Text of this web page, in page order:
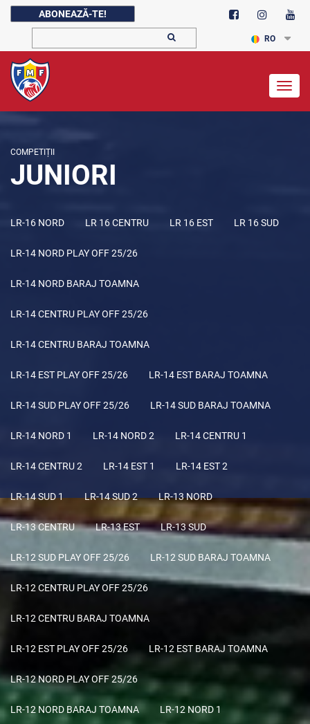
ABONEAZĂ-TE!
RO
COMPETIȚII
JUNIORI
LR-16 NORD LR 16 CENTRU LR 16 EST LR 16 SUD
LR-14 NORD PLAY OFF 25/26
LR-14 NORD BARAJ TOAMNA
LR-14 CENTRU PLAY OFF 25/26
LR-14 CENTRU BARAJ TOAMNA
LR-14 EST PLAY OFF 25/26 LR-14 EST BARAJ TOAMNA
LR-14 SUD PLAY OFF 25/26 LR-14 SUD BARAJ TOAMNA
LR-14 NORD 1 LR-14 NORD 2 LR-14 CENTRU 1
LR-14 CENTRU 2 LR-14 EST 1 LR-14 EST 2
LR-14 SUD 1 LR-14 SUD 2 LR-13 NORD
LR-13 CENTRU LR-13 EST LR-13 SUD
LR-12 SUD PLAY OFF 25/26 LR-12 SUD BARAJ TOAMNA
LR-12 CENTRU PLAY OFF 25/26
LR-12 CENTRU BARAJ TOAMNA
LR-12 EST PLAY OFF 25/26 LR-12 EST BARAJ TOAMNA
LR-12 NORD PLAY OFF 25/26
LR-12 NORD BARAJ TOAMNA LR-12 NORD 1